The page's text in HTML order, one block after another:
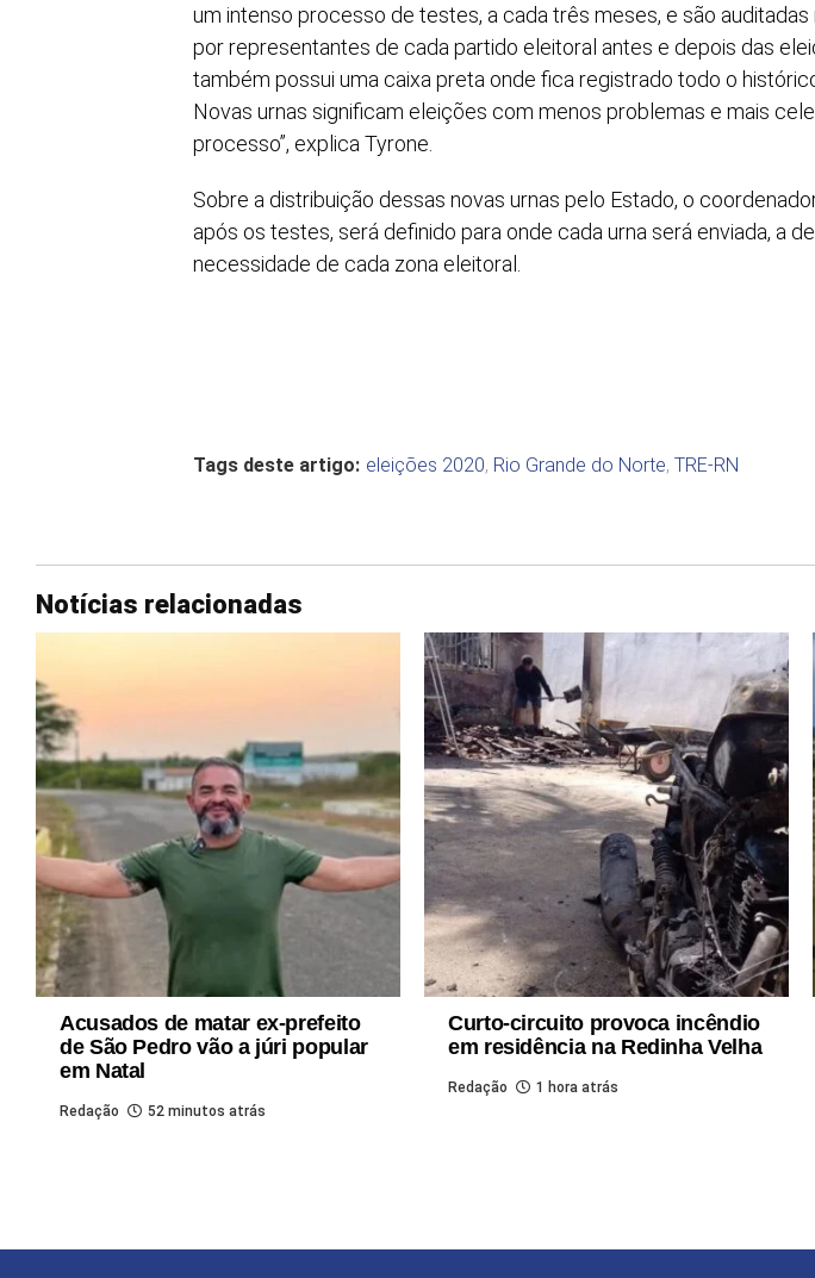
um intenso processo de testes, a cada três meses, e são auditadas
por representantes de cada partido eleitoral antes e depois das
também possui uma caixa preta onde fica registrado todo o
Novas urnas significam eleições com menos problemas e mais
processo”, explica Tyrone.
Sobre a distribuição dessas novas urnas pelo Estado, o
após os testes, será definido para onde cada urna será enviada, a
necessidade de cada zona eleitoral.
Tags deste artigo: eleições 2020, Rio Grande do Norte, TRE-RN
Notícias relacionadas
Acusados de matar ex-prefeito
de São Pedro vão a júri popular
em Natal
Redação 52 minutos atrás
Curto-circuito provoca incêndio
em residência na Redinha Velha
Redação 1 hora atrás